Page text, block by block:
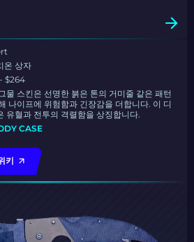
온 상자
$264
물 스킨은 선명한 붉은 톤의 거미줄 같은 패턴
나이프에 위험함과 긴장감을 더합니다. 이 디
유혈과 전투의 격렬함을 상징합니다.
CASE
키